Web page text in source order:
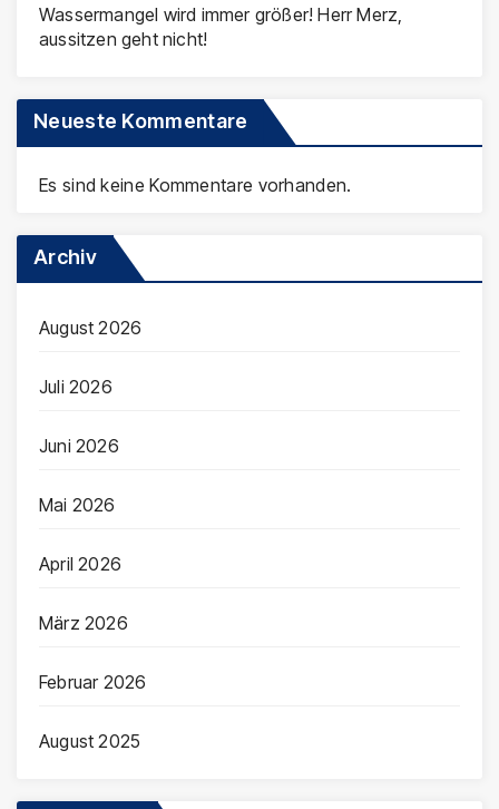
Wassermangel wird immer größer! Herr Merz,
aussitzen geht nicht!
Neueste Kommentare
Es sind keine Kommentare vorhanden.
Archiv
August 2026
Juli 2026
Juni 2026
Mai 2026
April 2026
März 2026
Februar 2026
August 2025